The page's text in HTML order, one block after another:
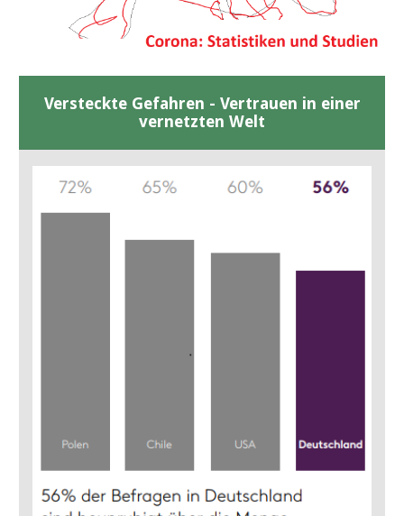
Versteckte Gefahren - Vertrauen in einer
vernetzten Welt